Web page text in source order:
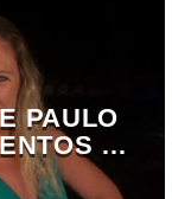
PAULO
DA
FM